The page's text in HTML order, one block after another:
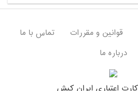
قوانین و مقررات
تماس با ما
درباره ما